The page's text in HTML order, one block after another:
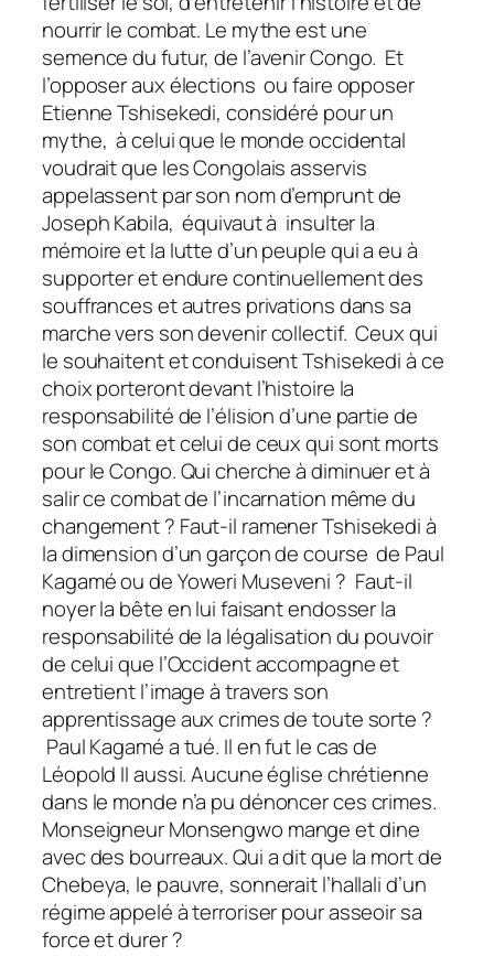
nourrir le combat. Le mythe est une
semence du futur, de l’avenir Congo. Et
l’opposer aux élections ou faire opposer
Etienne Tshisekedi, considéré pour un
mythe, à celui que le monde occidental
voudrait que les Congolais asservis
appelassent par son nom d’emprunt de
Joseph Kabila, équivaut à insulter la
mémoire et la lutte d’un peuple qui a eu à
supporter et endure continuellement des
souffrances et autres privations dans sa
marche vers son devenir collectif. Ceux qui
le souhaitent et conduisent Tshisekedi à ce
choix porteront devant l’histoire la
responsabilité de l’élision d’une partie de
son combat et celui de ceux qui sont morts
pour le Congo. Qui cherche à diminuer et à
salir ce combat de l’incarnation même du
changement ? Faut-il ramener Tshisekedi à
la dimension d’un garçon de course de Paul
Kagamé ou de Yoweri Museveni ? Faut-il
noyer la bête en lui faisant endosser la
responsabilité de la légalisation du pouvoir
de celui que l’Occident accompagne et
entretient l’image à travers son
apprentissage aux crimes de toute sorte ?
Paul Kagamé a tué. Il en fut le cas de
Léopold II aussi. Aucune église chrétienne
dans le monde n’a pu dénoncer ces crimes.
Monseigneur Monsengwo mange et dine
avec des bourreaux. Qui a dit que la mort de
Chebeya, le pauvre, sonnerait l’hallali d’un
régime appelé à terroriser pour asseoir sa
force et durer ?